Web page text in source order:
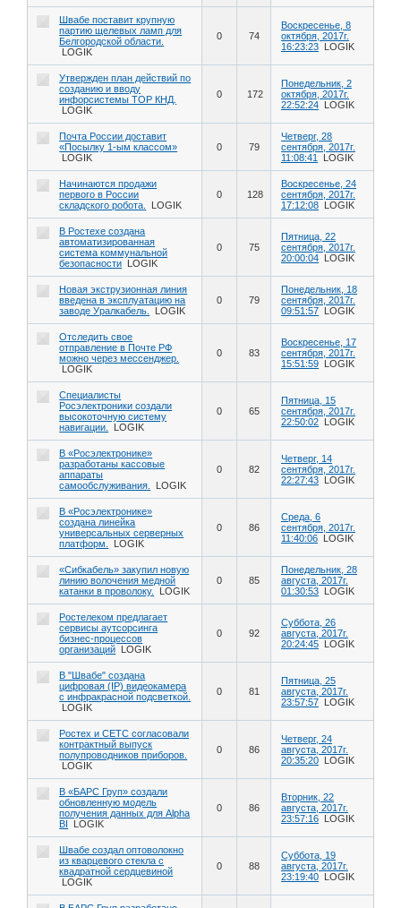
Швабе поставит крупную
партию щелевых ламп для
Белгородской области.
LOGIK
0 74
Воскресенье, 8
октября, 2017г.
16:23:23 LOGIK
Утвержден план действий по
созданию и вводу
инфорсистемы ТОР КНД.
LOGIK
0 172
Понедельник, 2
октября, 2017г.
22:52:24 LOGIK
Почта России доставит
«Посылку 1-ым классом»
LOGIK
0 79
Четверг, 28
сентября, 2017г.
11:08:41
LOGIK
Начинаются продажи
первого в России
складского робота.
LOGIK
0 128
Воскресенье, 24
сентября, 2017г.
17:12:08 LOGIK
В Ростехе создана
автоматизированная
система коммунальной
безопасности LOGIK
0 75
Пятница, 22
сентября, 2017г.
20:00:04 LOGIK
Новая экструзионная линия
введена в эксплуатацию на
заводе Уралкабель.
LOGIK
0 79
Понедельник, 18
сентября, 2017г.
09:51:57 LOGIK
Отследить свое
отправление в Почте РФ
можно через мессенджер.
LOGIK
0 83
Воскресенье, 17
сентября, 2017г.
15:51:59 LOGIK
Специалисты
Росэлектроники создали
высокоточную систему
навигации.
LOGIK
0 65
Пятница, 15
сентября, 2017г.
22:50:02 LOGIK
В «Росэлектронике»
разработаны кассовые
аппараты
самообслуживания.
LOGIK
0 82
Четверг, 14
сентября, 2017г.
22:27:43 LOGIK
В «Росэлектронике»
создана линейка
универсальных серверных
платформ.
LOGIK
0 86
Среда, 6
сентября, 2017г.
11:40:06 LOGIK
«Сибкабель» закупил новую
линию волочения медной
катанки в проволоку.
LOGIK
0 85
Понедельник, 28
августа, 2017г.
01:30:53 LOGIK
Ростелеком предлагает
сервисы аутсорсинга
бизнес-процессов
организаций LOGIK
0 92
Суббота, 26
августа, 2017г.
20:24:45 LOGIK
В "Швабе" создана
цифровая (IP) видеокамера
с инфракрасной подсветкой.
LOGIK
0 81
Пятница, 25
августа, 2017г.
23:57:57 LOGIK
Ростех и CETC согласовали
контрактный выпуск
полупроводников приборов.
LOGIK
0 86
Четверг, 24
августа, 2017г.
20:35:20 LOGIK
В «БАРС Груп» создали
обновленную модель
получения данных для Alpha
BI
LOGIK
0 86
Вторник, 22
августа, 2017г.
23:57:16 LOGIK
Швабе создал оптоволокно
из кварцевого стекла с
квадратной сердцевиной
LOGIK
0 88
Суббота, 19
августа, 2017г.
23:19:40 LOGIK